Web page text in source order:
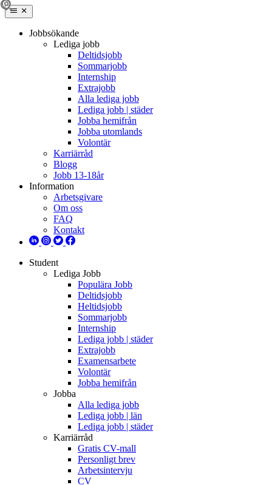
Jobbsökande
Lediga jobb
Deltidsjobb
Sommarjobb
Internship
Extrajobb
Alla lediga jobb
Lediga jobb | städer
Jobba hemifrån
Jobba utomlands
Volontär
Karriärråd
Blogg
Jobb 13-18år
Information
Arbetsgivare
Om oss
FAQ
Kontakt
Student
Lediga Jobb
Populära Jobb
Deltidsjobb
Heltidsjobb
Sommarjobb
Internship
Lediga jobb | städer
Extrajobb
Examensarbete
Volontär
Jobba hemifrån
Jobba
Alla lediga jobb
Lediga jobb | län
Lediga jobb | städer
Karriärråd
Gratis CV-mall
Personligt brev
Arbetsintervju
CV